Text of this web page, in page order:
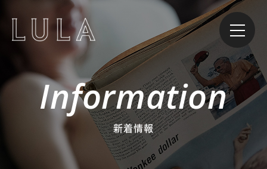
Information
新着情報